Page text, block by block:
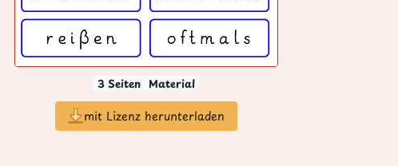
3 Seiten Material
mit Lizenz herunterladen